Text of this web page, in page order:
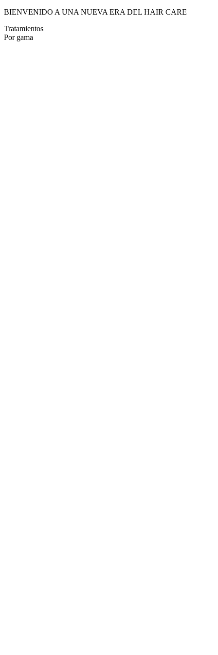
BIENVENIDO A UNA NUEVA ERA DEL HAIR CARE
Tratamientos
Por gama